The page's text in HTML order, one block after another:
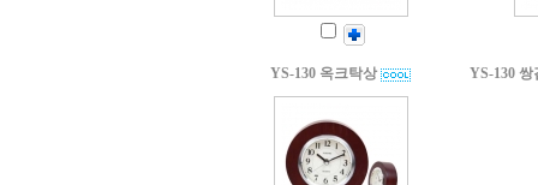
YS-130 옥크탁상 YS-130